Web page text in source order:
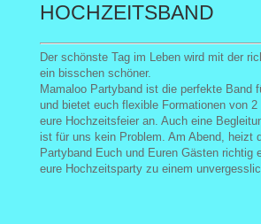
HOCHZEITSBAND
Der schönste Tag im Leben wird mit der
ein bisschen schöner.
Mamaloo Partyband ist die perfekte Band
und bietet euch flexible Formationen von
eure Hochzeitsfeier an. Auch eine
ist für uns kein Problem. Am Abend, heizt
Partyband Euch und Euren Gästen richtig
eure Hochzeitsparty zu einem